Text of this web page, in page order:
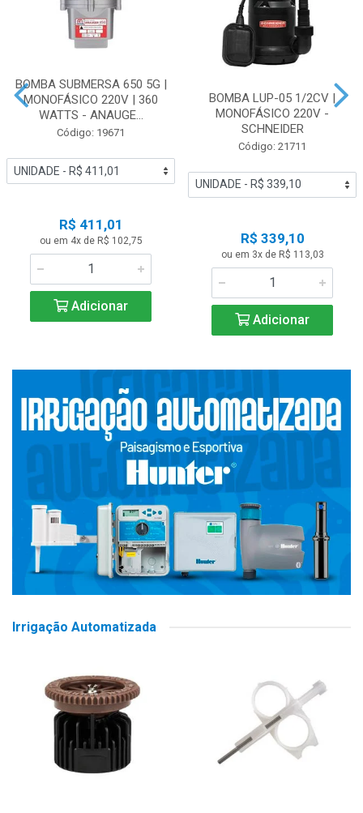
BOMBA SUBMERSA 650 5G |
MONOFÁSICO 220V | 360
WATTS - ANAUGE...
Código: 19671
R$ 411,01
ou em 4x de R$ 102,75
Adicionar
BOMBA LUP-05 1/2CV |
MONOFÁSICO 220V -
SCHNEIDER
Código: 21711
R$ 339,10
ou em 3x de R$ 113,03
Adicionar
Irrigação Automatizada